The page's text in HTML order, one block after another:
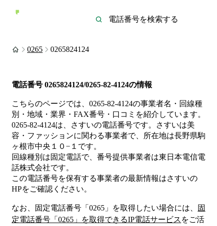
0265 0265824124
電話番号 0265824124/0265-82-4124の情報
こちらのページでは、 0265-82-4124の事業者名・回線種
別・地域・業界・FAX番号・口コミを紹介しています。
0265-82-4124は、 さすいの電話番号です。 さすいは美
容・ファッションに関わる事業者で、所在地は長野県駒
ヶ根市中央１０−１ です。
回線種別は固定電話で、番号提供事業者は東日本電信電
話株式会社です。
この電話番号を保有する事業者の最新情報はさすいの
HPをご確認ください。
なお、固定電話番号「 0265 」を取得したい場合には、
固
定電話番号「 0265 」を取得できるIP電話サービス をご活